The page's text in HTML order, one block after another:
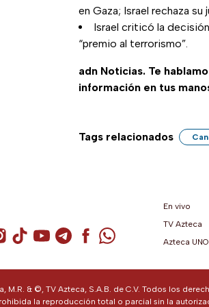
en Gaza; Israel rechaza su
Israel criticó la
“premio al terrorismo”.
adn Noticias. Te
información en tus
Tags relacionados
de X / Twitter (se abre en una nueva
Cuenta de Instagram (se abre en una
Cuenta de TikTok (se abre en una
Cuenta de YouTube (se abre en
Cuenta de Telegram (se
Cuenta de Facebook
Cuenta de
En vivo
TV Azteca
Azteca UNO
M.R. & ©, TV Azteca, S.A.B. de C.V. Todos los
la reproducción total o parcial sin la